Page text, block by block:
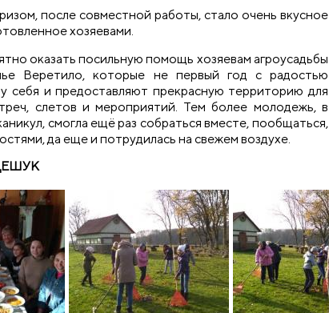
после совместной работы, стало очень вкусное
хозяевами.
оказать посильную помощь хозяевам агроусадьбы
Веретило, которые не первый год с радостью
себя и предоставляют прекрасную территорию для
слетов и мероприятий. Тем более молодежь, в
смогла ещё раз собраться вместе, пообщаться,
да еще и потрудилась на свежем воздухе.